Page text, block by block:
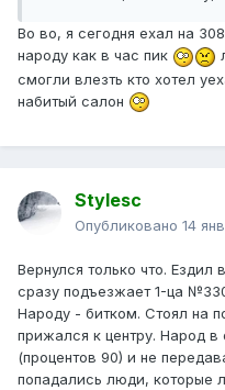
Во во, я сегодня ехал на
народу как в час пик
смогли влезть кто хотел
набитый салон
Stylesc
Опубликовано 14
Вернулся только что.
сразу подъезжает 1-ца
Народу - битком. Стоял на
прижался к центру. Народ
(процентов 90) и не
попадались люди, которые